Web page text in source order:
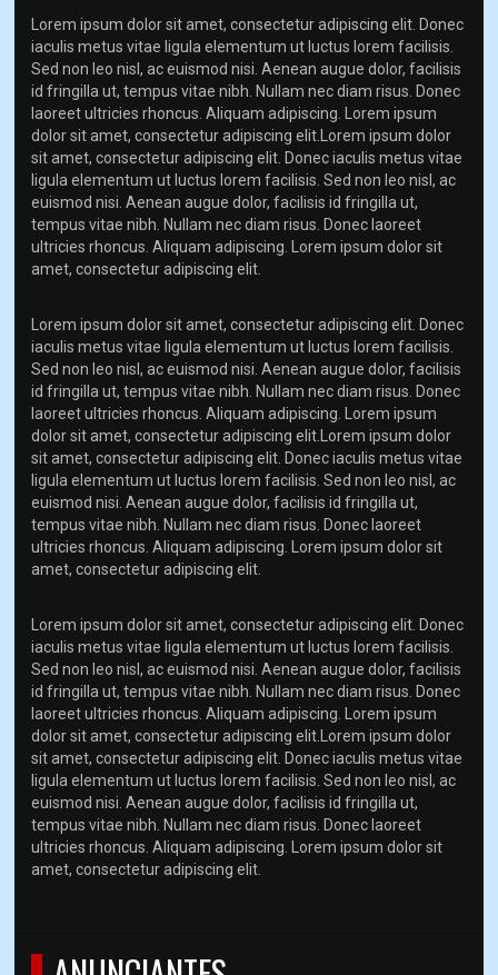
Lorem ipsum dolor sit amet, consectetur adipiscing elit. Donec
iaculis metus vitae ligula elementum ut luctus lorem facilisis.
Sed non leo nisl, ac euismod nisi. Aenean augue dolor, facilisis
id fringilla ut, tempus vitae nibh. Nullam nec diam risus. Donec
laoreet ultricies rhoncus. Aliquam adipiscing. Lorem ipsum
dolor sit amet, consectetur adipiscing elit.Lorem ipsum dolor
sit amet, consectetur adipiscing elit. Donec iaculis metus vitae
ligula elementum ut luctus lorem facilisis. Sed non leo nisl, ac
euismod nisi. Aenean augue dolor, facilisis id fringilla ut,
tempus vitae nibh. Nullam nec diam risus. Donec laoreet
ultricies rhoncus. Aliquam adipiscing. Lorem ipsum dolor sit
amet, consectetur adipiscing elit.
Lorem ipsum dolor sit amet, consectetur adipiscing elit. Donec
iaculis metus vitae ligula elementum ut luctus lorem facilisis.
Sed non leo nisl, ac euismod nisi. Aenean augue dolor, facilisis
id fringilla ut, tempus vitae nibh. Nullam nec diam risus. Donec
laoreet ultricies rhoncus. Aliquam adipiscing. Lorem ipsum
dolor sit amet, consectetur adipiscing elit.Lorem ipsum dolor
sit amet, consectetur adipiscing elit. Donec iaculis metus vitae
ligula elementum ut luctus lorem facilisis. Sed non leo nisl, ac
euismod nisi. Aenean augue dolor, facilisis id fringilla ut,
tempus vitae nibh. Nullam nec diam risus. Donec laoreet
ultricies rhoncus. Aliquam adipiscing. Lorem ipsum dolor sit
amet, consectetur adipiscing elit.
Lorem ipsum dolor sit amet, consectetur adipiscing elit. Donec
iaculis metus vitae ligula elementum ut luctus lorem facilisis.
Sed non leo nisl, ac euismod nisi. Aenean augue dolor, facilisis
id fringilla ut, tempus vitae nibh. Nullam nec diam risus. Donec
laoreet ultricies rhoncus. Aliquam adipiscing. Lorem ipsum
dolor sit amet, consectetur adipiscing elit.Lorem ipsum dolor
sit amet, consectetur adipiscing elit. Donec iaculis metus vitae
ligula elementum ut luctus lorem facilisis. Sed non leo nisl, ac
euismod nisi. Aenean augue dolor, facilisis id fringilla ut,
tempus vitae nibh. Nullam nec diam risus. Donec laoreet
ultricies rhoncus. Aliquam adipiscing. Lorem ipsum dolor sit
amet, consectetur adipiscing elit.